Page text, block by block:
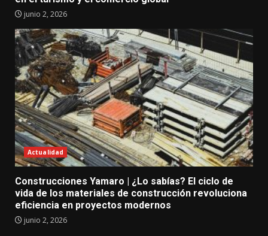
junio 2, 2026
Actualidad
Construcciones Yamaro | ¿Lo sabías? El ciclo de
vida de los materiales de construcción revoluciona
eficiencia en proyectos modernos
junio 2, 2026